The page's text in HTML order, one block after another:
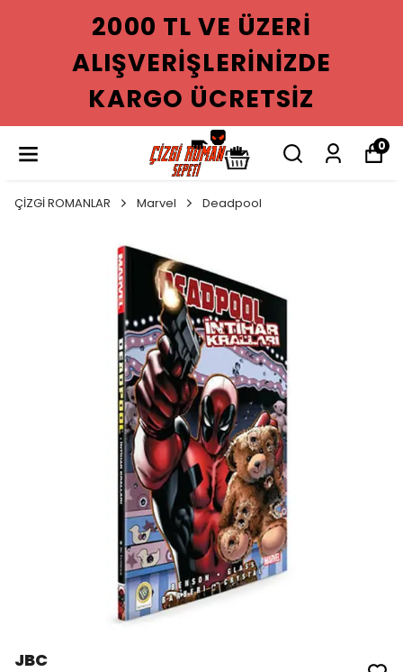
2000 TL VE ÜZERI
ALIŞVERIŞLERINIZDE
KARGO ÜCRETSIZ
0
ÇİZGİ ROMANLAR Marvel Deadpool
JBC